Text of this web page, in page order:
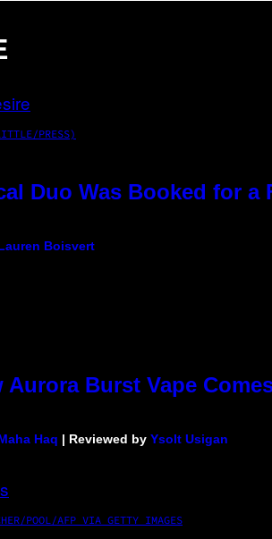
PRESS)
Duo Was Booked for a
Boisvert
Aurora Burst Vape
Haq | Reviewed by Ysolt Usigan
POOL/AFP VIA GETTY IMAGES